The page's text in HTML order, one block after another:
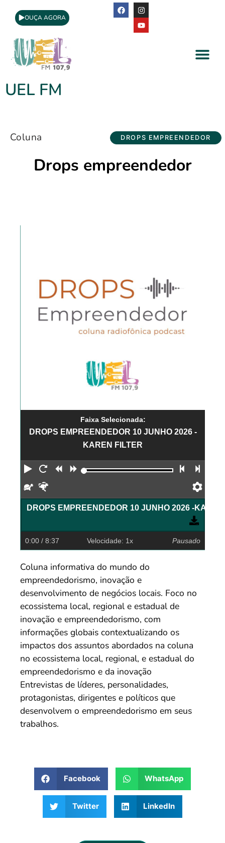
OUÇA AGORA
UEL FM
Coluna DROPS EMPREENDEDOR
Drops empreendedor
Faixa Selecionada:
DROPS EMPREENDEDOR 10 JUNHO 2026 -
KAREN FILTER
Reproduzir
Reiniciar
Retroceder
Avançar Faixa
Devagar
0:00 / 8:37 Velocidade: 1x Pausado
Coluna informativa do mundo do
empreendedorismo, inovação e
desenvolvimento de negócios locais. Foco no
ecossistema local, regional e estadual de
inovação e empreendedorismo, com
informações globais contextualizando os
impactos dos assuntos abordados na coluna
no ecossistema local, regional, e estadual do
empreendedorismo e da inovação
Entrevistas de líderes, personalidades,
protagonistas, dirigentes e políticos que
desenvolvem o empreendedorismo em seus
trabalhos.
Facebook WhatsApp
Twitter LinkedIn